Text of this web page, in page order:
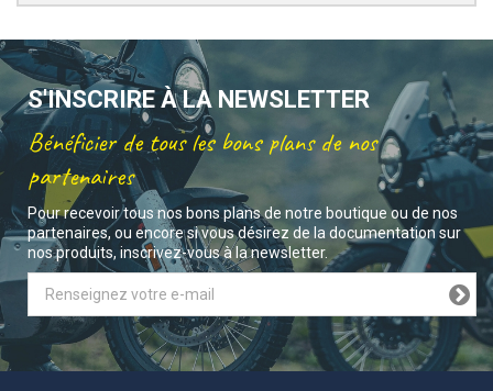
S'INSCRIRE À LA NEWSLETTER
Bénéficier de tous les bons plans de nos
partenaires
Pour recevoir tous nos bons plans de notre boutique ou de nos
partenaires, ou encore si vous désirez de la documentation sur
nos produits, inscrivez-vous à la newsletter.